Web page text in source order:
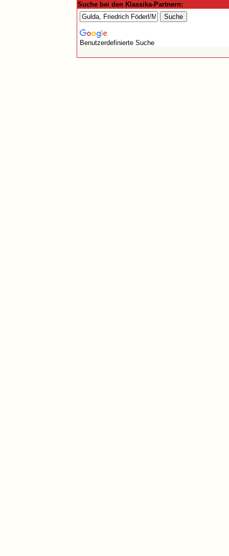
Suche bei den Klassika-Partnern:
Benutzerdefinierte Suche